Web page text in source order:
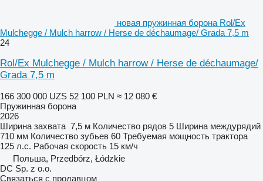
новая пружинная борона Rol/Ex
Mulchegge / Mulch harrow / Herse de déchaumage/ Grada 7,5 m
24
Rol/Ex Mulchegge / Mulch harrow / Herse de déchaumage/
Grada 7,5 m
166 300 000 UZS 52 100 PLN ≈ 12 080 €
Пружинная борона
2026
Ширина захвата 7,5 м Количество рядов 5 Ширина междурядий
710 мм Количество зубьев 60 Требуемая мощность трактора
125 л.с. Рабочая скорость 15 км/ч
Польша, Przedbórz, Łódzkie
DC Sp. z o.o.
Связаться с продавцом